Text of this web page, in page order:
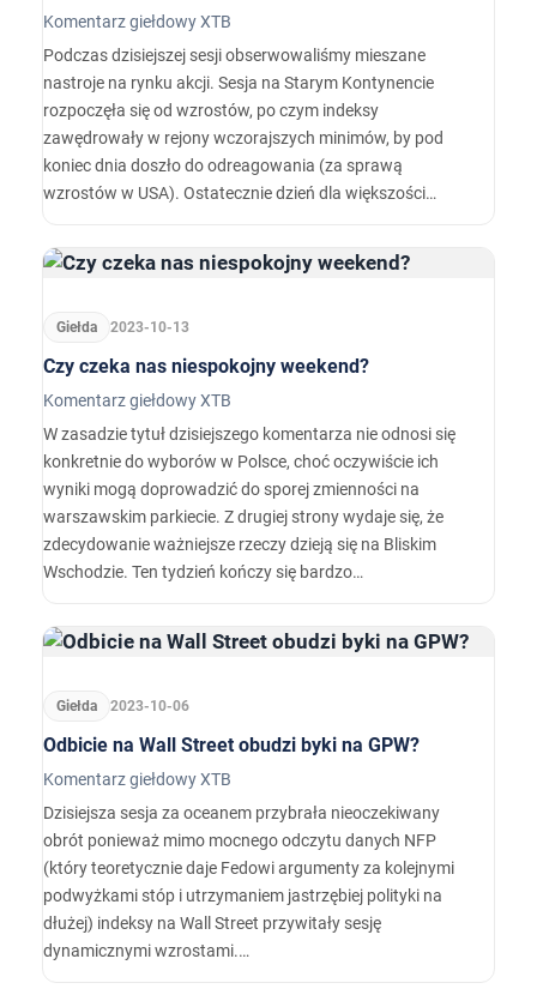
Komentarz giełdowy XTB
Podczas dzisiejszej sesji obserwowaliśmy mieszane
nastroje na rynku akcji. Sesja na Starym Kontynencie
rozpoczęła się od wzrostów, po czym indeksy
zawędrowały w rejony wczorajszych minimów, by pod
koniec dnia doszło do odreagowania (za sprawą
wzrostów w USA). Ostatecznie dzień dla większości
Niemiecki indeks giełdowy DAX zyskał 0,09%, francuski
CAC40 dodał 0,11%, a londyński FTSE100 zanotował
Giełda 2023-10-13
Czy czeka nas niespokojny weekend?
Komentarz giełdowy XTB
W zasadzie tytuł dzisiejszego komentarza nie odnosi się
konkretnie do wyborów w Polsce, choć oczywiście ich
wyniki mogą doprowadzić do sporej zmienności na
warszawskim parkiecie. Z drugiej strony wydaje się, że
zdecydowanie ważniejsze rzeczy dzieją się na Bliskim
Wschodzie. Ten tydzień kończy się bardzo
ceny ropy, odbicie cen obligacji i mocny dolar.…
Giełda 2023-10-06
Odbicie na Wall Street obudzi byki na GPW?
Komentarz giełdowy XTB
Dzisiejsza sesja za oceanem przybrała nieoczekiwany
obrót ponieważ mimo mocnego odczytu danych NFP
(który teoretycznie daje Fedowi argumenty za kolejnymi
podwyżkami stóp i utrzymaniem jastrzębiej polityki na
dłużej) indeksy na Wall Street przywitały sesję
dynamicznymi wzrostami.…